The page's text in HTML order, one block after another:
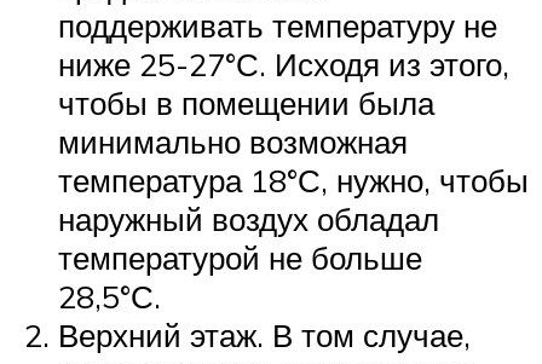
поддерживать температуру не
ниже 25-27°С. Исходя из этого,
чтобы в помещении была
минимально возможная
температура 18°С, нужно, чтобы
наружный воздух обладал
температурой не больше
28,5°С.
Верхний этаж. В том случае,